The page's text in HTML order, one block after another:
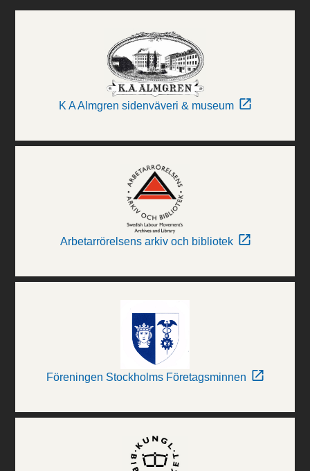
K A Almgren sidenväveri & museum
Arbetarrörelsens arkiv och bibliotek
Föreningen Stockholms Företagsminnen